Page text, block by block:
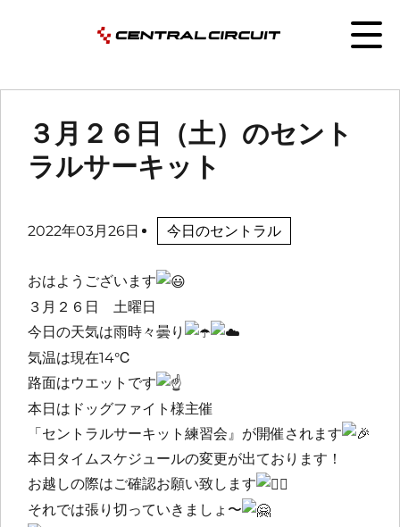
３月２６日（土）のセント
ラルサーキット
2022年03月26日 今日のセントラル
おはようございます
３月２６日 土曜日
今日の天気は雨時々曇り
気温は現在14℃
路面はウエットです
本日はドッグファイト様主催
「セントラルサーキット練習会』が開催されます
本日タイムスケジュールの変更が出ております！
お越しの際はご確認お願い致します
それでは張り切っていきましょ〜